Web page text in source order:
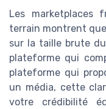
Les marketplaces
terrain montrent
sur la taille brute
plateforme qui
plateforme qui
un média, cette
votre crédibilité